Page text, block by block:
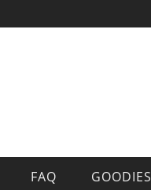
FAQ GOODIES